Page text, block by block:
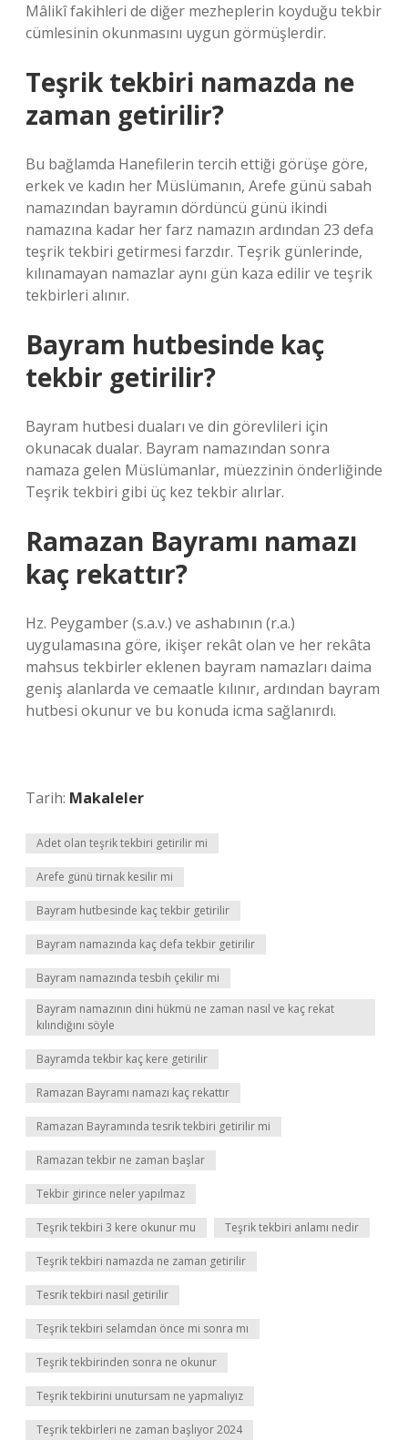
Mâlikî fakihleri ​​de diğer mezheplerin koyduğu tekbir
cümlesinin okunmasını uygun görmüşlerdir.
Teşrik tekbiri namazda ne
zaman getirilir?
Bu bağlamda Hanefilerin tercih ettiği görüşe göre,
erkek ve kadın her Müslümanın, Arefe günü sabah
namazından bayramın dördüncü günü ikindi
namazına kadar her farz namazın ardından 23 defa
teşrik tekbiri getirmesi farzdır. Teşrik günlerinde,
kılınamayan namazlar aynı gün kaza edilir ve teşrik
tekbirleri alınır.
Bayram hutbesinde kaç
tekbir getirilir?
Bayram hutbesi duaları ve din görevlileri için
okunacak dualar. Bayram namazından sonra
namaza gelen Müslümanlar, müezzinin önderliğinde
Teşrik tekbiri gibi üç kez tekbir alırlar.
Ramazan Bayramı namazı
kaç rekattır?
Hz. Peygamber (s.a.v.) ve ashabının (r.a.)
uygulamasına göre, ikişer rekât olan ve her rekâta
mahsus tekbirler eklenen bayram namazları daima
geniş alanlarda ve cemaatle kılınır, ardından bayram
hutbesi okunur ve bu konuda icma sağlanırdı.
Tarih: Makaleler
Adet olan teşrik tekbiri getirilir mi
Arefe günü tirnak kesilir mi
Bayram hutbesinde kaç tekbir getirilir
Bayram namazında kaç defa tekbir getirilir
Bayram namazında tesbih çekilir mi
Bayram namazının dini hükmü ne zaman nasıl ve kaç rekat
kılındığını söyle
Bayramda tekbir kaç kere getirilir
Ramazan Bayramı namazı kaç rekattır
Ramazan Bayramında tesrik tekbiri getirilir mi
Ramazan tekbir ne zaman başlar
Tekbir girince neler yapılmaz
Teşrik tekbiri 3 kere okunur mu Teşrik tekbiri anlamı nedir
Teşrik tekbiri namazda ne zaman getirilir
Tesrik tekbiri nasıl getirilir
Teşrik tekbiri selamdan önce mi sonra mı
Teşrik tekbirinden sonra ne okunur
Teşrik tekbirini unutursam ne yapmalıyız
Teşrik tekbirleri ne zaman başlıyor 2024